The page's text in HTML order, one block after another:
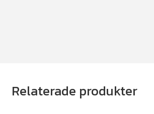
Relaterade produkter